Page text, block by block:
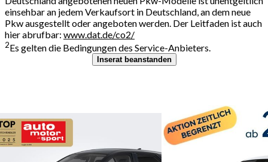
einsehbar an jedem Verkaufsort in Deutschland, an dem neue
Pkw ausgestellt oder angeboten werden. Der Leitfaden ist auch
hier abrufbar: www.dat.de/co2/
2Es gelten die Bedingungen des Service-Anbieters.
Inserat beanstanden